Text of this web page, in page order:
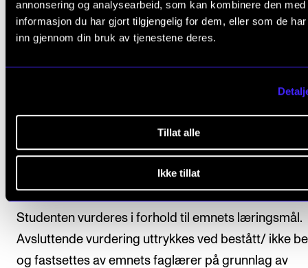
annonsering og analysearbeid, som kan kombinere den med
informasjon du har gjort tilgjengelig for dem, eller som de
inn gjennom din bruk av tjenestene deres.
Tillat alle
Ikke tillat
Innstudert repertoar til hvert semesteremne
enkelte student skal være på minimum 15
Avsluttende vurdering
Alle arbeidskrav i emnet må være godkjent for at
Studenten vurderes i forhold til emnets læringsmål.
Avsluttende vurdering uttrykkes ved bestått/ ikke
og fastsettes av emnets faglærer på grunnlag av